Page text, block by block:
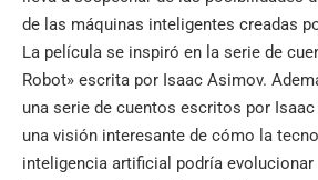
de las máquinas inteligentes creadas
La película se inspiró en la serie de
Robot» escrita por Isaac Asimov.
una serie de cuentos escritos por
una visión interesante de cómo la
inteligencia artificial podría